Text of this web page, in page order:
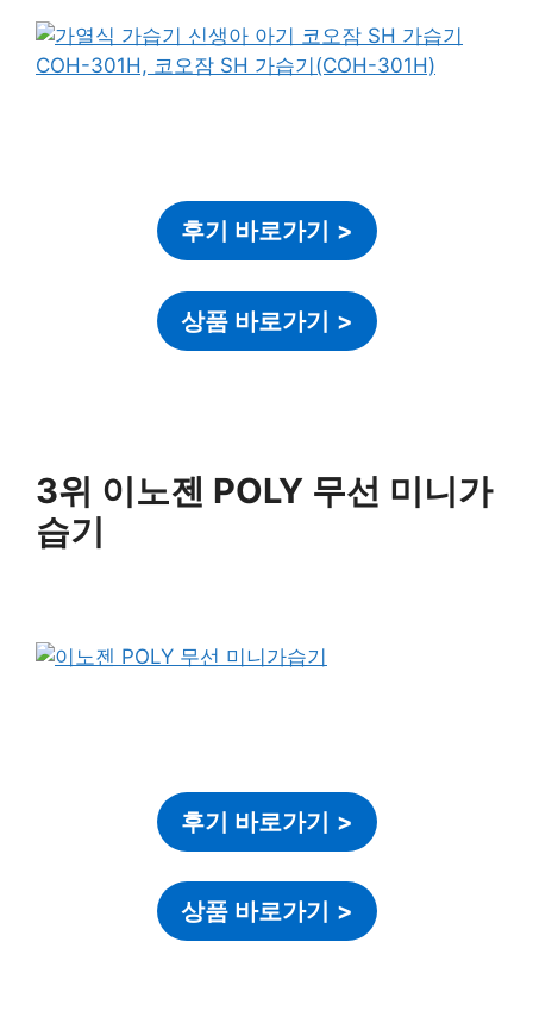
후기 바로가기 >
상품 바로가기 >
3위 이노젠 POLY 무선 미니가
습기
후기 바로가기 >
상품 바로가기 >